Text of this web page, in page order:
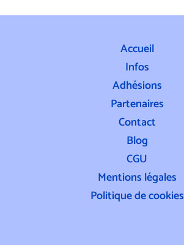
Accueil
Infos
Adhésions
Partenaires
Contact
Blog
CGU
Mentions légales
Politique de cookies